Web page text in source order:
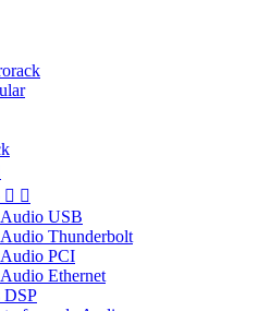
 
Audio USB
Thunderbolt
Audio PCI
Ethernet
DSP